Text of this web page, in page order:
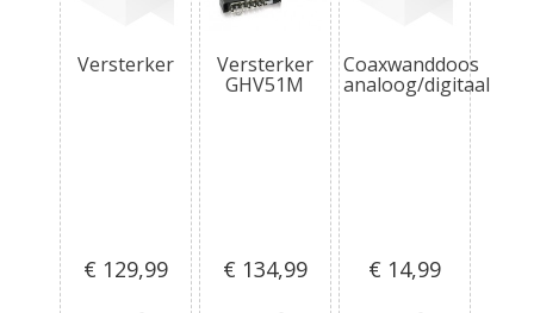
Versterker
€ 129,99
Versterker
GHV51M
€ 134,99
Coaxwanddoos
analoog/digitaal
€ 14,99